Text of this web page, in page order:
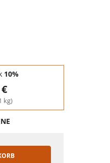
10%
kg)